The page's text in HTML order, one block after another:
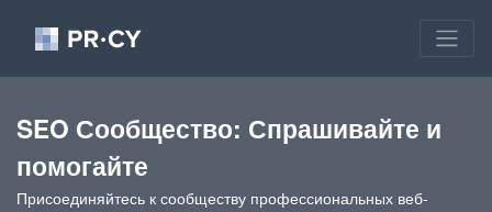
SEO Сообщество: Спрашивайте и
помогайте
Присоединяйтесь к сообществу профессиональных веб-